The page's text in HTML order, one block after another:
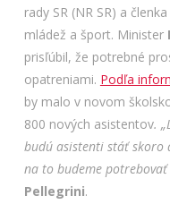
rady SR (NR SR) a
mládež a šport. Minister
prisľúbil, že potrebné
opatreniami. Podľa
by malo v novom
800 nových asistentov.
budú asistenti stáť skoro
na to budeme
Pellegrini.